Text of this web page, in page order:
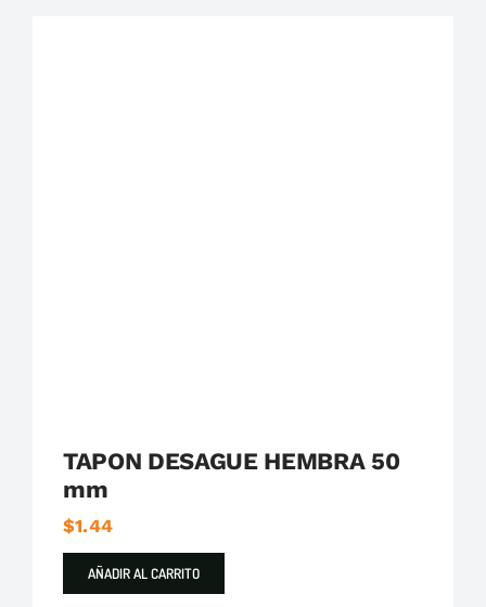
TAPON DESAGUE HEMBRA 50
mm
$1.44
AÑADIR AL CARRITO